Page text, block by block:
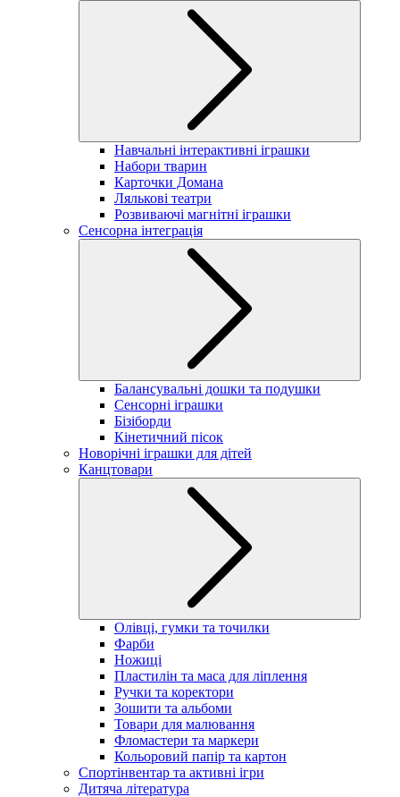
Навчальні інтерактивні іграшки
Набори тварин
Карточки Домана
Лялькові театри
Розвиваючі магнітні іграшки
Сенсорна інтеграція
Балансувальні дошки та подушки
Сенсорні іграшки
Бізіборди
Кінетичний пісок
Новорічні іграшки для дітей
Канцтовари
Олівці, гумки та точилки
Фарби
Ножиці
Пластилін та маса для ліплення
Ручки та коректори
Зошити та альбоми
Товари для малювання
Фломастери та маркери
Кольоровий папір та картон
Спортінвентар та активні ігри
Дитяча література